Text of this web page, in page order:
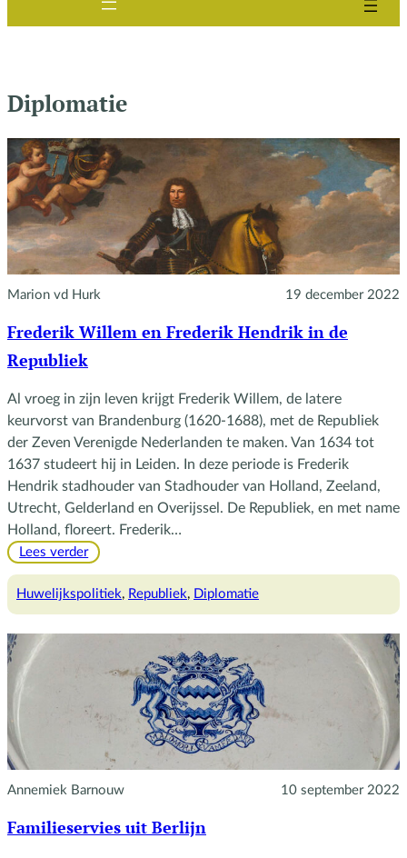
Diplomatie
Marion vd Hurk 19 december 2022
Frederik Willem en Frederik Hendrik in de
Republiek
Al vroeg in zijn leven krijgt Frederik Willem, de latere
keurvorst van Brandenburg (1620-1688), met de Republiek
der Zeven Verenigde Nederlanden te maken. Van 1634 tot
1637 studeert hij in Leiden. In deze periode is Frederik
Hendrik stadhouder van Stadhouder van Holland, Zeeland,
Utrecht, Gelderland en Overijssel. De Republiek, en met name
Holland, floreert. Frederik…
Lees verder:
Willem
Republiek
Huwelijkspolitiek, Republiek, Diplomatie
Annemiek Barnouw 10 september 2022
Familieservies uit Berlijn